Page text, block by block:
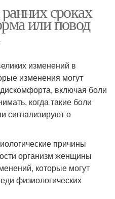
сроках
или повод
изменений в
изменения могут
включая боли
когда такие боли
сигнализируют о
причины
организм женщины
которые могут
физиологических